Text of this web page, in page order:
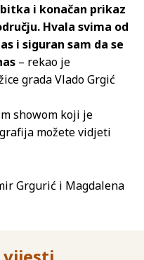
i konačan prikaz
Hvala svima od
i siguran sam da se
– rekao je
grada Vlado Grgić
showom koji je
možete vidjeti
Grgurić i Magdalena